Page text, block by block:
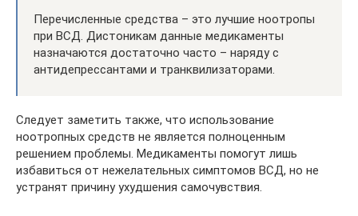
Перечисленные средства – это лучшие ноотропы
при ВСД. Дистоникам данные медикаменты
назначаются достаточно часто – наряду с
антидепрессантами и транквилизаторами.
Следует заметить также, что использование
ноотропных средств не является полноценным
решением проблемы. Медикаменты помогут лишь
избавиться от нежелательных симптомов ВСД, но не
устранят причину ухудшения самочувствия.